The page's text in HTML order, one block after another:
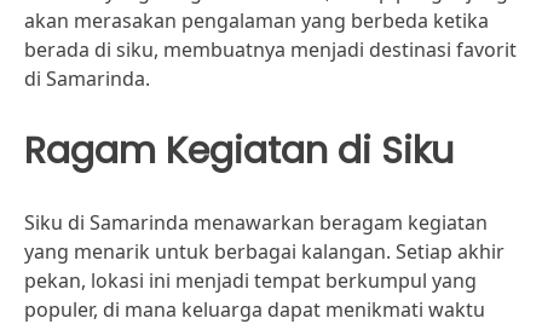
akan merasakan pengalaman yang berbeda ketika
berada di siku, membuatnya menjadi destinasi favorit
di Samarinda.
Ragam Kegiatan di Siku
Siku di Samarinda menawarkan beragam kegiatan
yang menarik untuk berbagai kalangan. Setiap akhir
pekan, lokasi ini menjadi tempat berkumpul yang
populer, di mana keluarga dapat menikmati waktu